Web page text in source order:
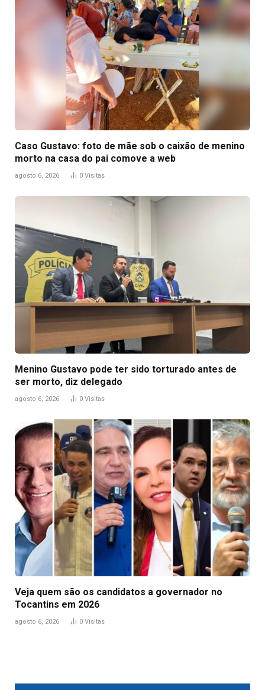
Caso Gustavo: foto de mãe sob o caixão de menino
morto na casa do pai comove a web
agosto 6, 2026 0 Visitas
Menino Gustavo pode ter sido torturado antes de
ser morto, diz delegado
agosto 6, 2026 0 Visitas
Veja quem são os candidatos a governador no
Tocantins em 2026
agosto 6, 2026 0 Visitas